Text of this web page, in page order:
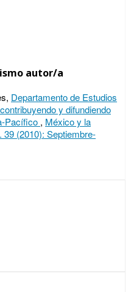
autor/a
Departamento de Estudios
y difundiendo
Pacífico , México y la
(2010): Septiembre-